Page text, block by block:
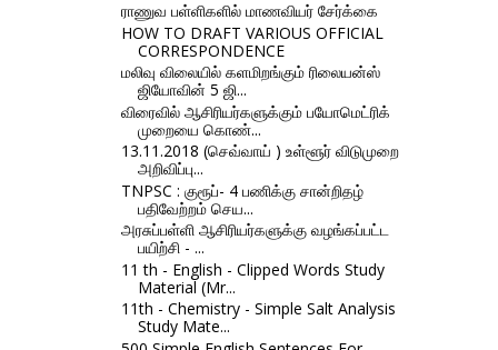
ராணுவ பள்ளிகளில் மாணவியர் சேர்க்கை
HOW TO DRAFT VARIOUS OFFICIAL
CORRESPONDENCE
மலிவு விலையில் களமிறங்கும் ரிலையன்ஸ்
ஜியோவின் 5 ஜி...
விரைவில் ஆசிரியர்களுக்கும் பயோமெட்ரிக்
முறையை கொண்...
13.11.2018 (செவ்வாய் ) உள்ளூர் விடுமுறை
அறிவிப்பு...
TNPSC : குரூப்- 4 பணிக்கு சான்றிதழ்
பதிவேற்றம் செய...
அரசுப்பள்ளி ஆசிரியர்களுக்கு வழங்கப்பட்ட
பயிற்சி - ...
11 th - English - Clipped Words Study
Material (Mr...
11th - Chemistry - Simple Salt Analysis
Study Mate...